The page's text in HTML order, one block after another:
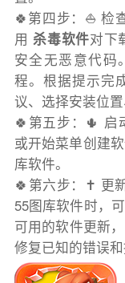
🍀第四步：⛵️ 检
用杀毒软件对下
安全无恶意代码
程。根据提示完
议、选择安装位置
🍀第五步：🌵 启
或开始菜单创建
库软件。
🍀第六步：✝️ 更
55图库软件时，
可用的软件更新
修复已知的错误和